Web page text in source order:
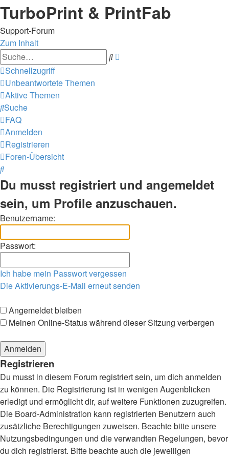
TurboPrint & PrintFab
Support-Forum
Zum Inhalt
Suche
Schnellzugriff
Unbeantwortete Themen
Aktive Themen
Suche
FAQ
Anmelden
Registrieren
Foren-Übersicht
Suche
Du musst registriert und angemeldet
sein, um Profile anzuschauen.
Benutzername:
Passwort:
Ich habe mein Passwort vergessen
Die Aktivierungs-E-Mail erneut senden
Angemeldet bleiben
Meinen Online-Status während dieser Sitzung verbergen
Registrieren
Du musst in diesem Forum registriert sein, um dich anmelden
zu können. Die Registrierung ist in wenigen Augenblicken
erledigt und ermöglicht dir, auf weitere Funktionen zuzugreifen.
Die Board-Administration kann registrierten Benutzern auch
zusätzliche Berechtigungen zuweisen. Beachte bitte unsere
Nutzungsbedingungen und die verwandten Regelungen, bevor
du dich registrierst. Bitte beachte auch die jeweiligen